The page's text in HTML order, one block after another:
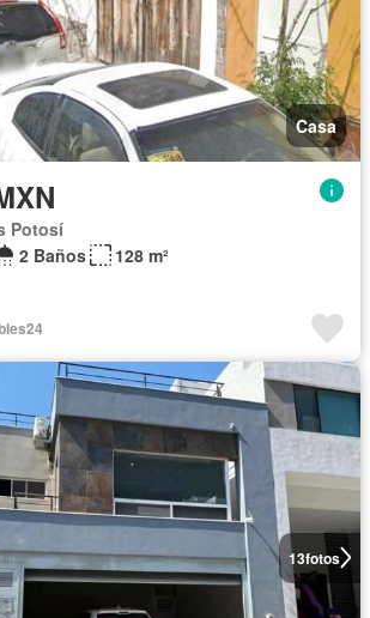
Casa
Potosí
2 Baños
128 m²
13fotos